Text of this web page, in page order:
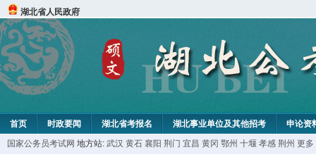
湖北省人民政府
首页 时政要闻 湖北省考报名 湖北事业单位及其他招考
申论资
国家公务员考试网 地方站: 武汉 黄石 襄阳 荆门 宜昌 黄冈 鄂州 十堰 孝感 荆州 更多